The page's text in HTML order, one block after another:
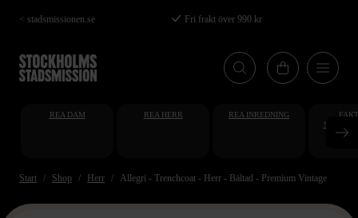
Hoppa
till
huvudinnehåll
< stadsmissionen.se Fri frakt över 990 kr
REA DAM REA HERR REA INREDNING
Start Shop Herr Allegri - Trenchcoat - Herr - Bältad - Premium Vintage